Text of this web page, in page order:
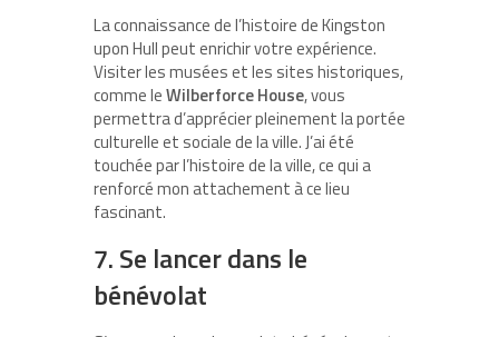
La connaissance de l’histoire de Kingston
upon Hull peut enrichir votre expérience.
Visiter les musées et les sites historiques,
comme leWilberforce House, vous
permettra d’apprécier pleinement la portée
culturelle et sociale de la ville. J’ai été
touchée par l’histoire de la ville, ce qui a
renforcé mon attachement à ce lieu
fascinant.
7. Se lancer dans le
bénévolat